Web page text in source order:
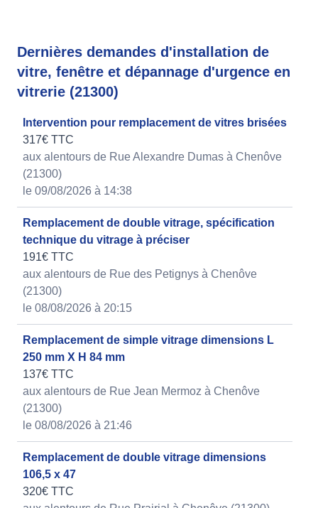
Dernières demandes d'installation de
vitre, fenêtre et dépannage d'urgence en
vitrerie (21300)
Intervention pour remplacement de vitres brisées
317€ TTC
aux alentours de Rue Alexandre Dumas à Chenôve
(21300)
le 09/08/2026 à 14:38
Remplacement de double vitrage, spécification
technique du vitrage à préciser
191€ TTC
aux alentours de Rue des Petignys à Chenôve
(21300)
le 08/08/2026 à 20:15
Remplacement de simple vitrage dimensions L
250 mm X H 84 mm
137€ TTC
aux alentours de Rue Jean Mermoz à Chenôve
(21300)
le 08/08/2026 à 21:46
Remplacement de double vitrage dimensions
106,5 x 47
320€ TTC